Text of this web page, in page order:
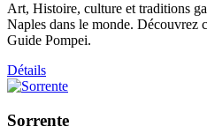
Art, Histoire, culture et traditions
Naples dans le monde. Découvrez
Guide Pompei.
Détails
Sorrente